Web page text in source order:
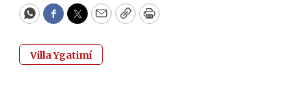
WhatsApp
Facebook
Twitter
EmailCopyPrint
Villa Ygatimí